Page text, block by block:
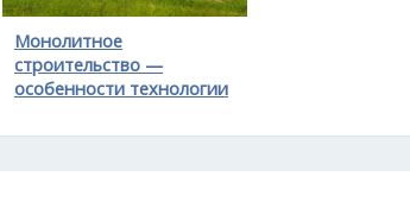
Монолитное
строительство —
особенности технологии